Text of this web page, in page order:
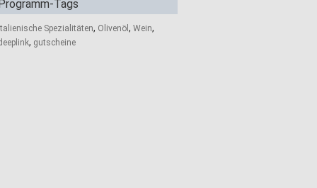
Tags
Spezialitäten, Olivenöl , Wein,
, gutscheine